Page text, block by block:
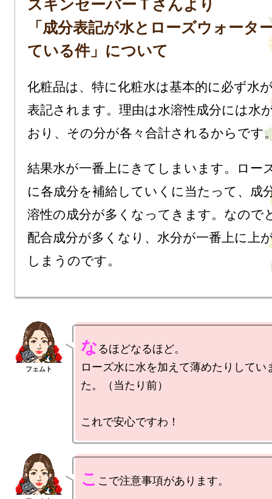
スキンセーバーＴさんより
「成分表記が水とローズウォータ
ている件」について
化粧品は、特に化粧水は基本的に必ず水
表記されます。理由は水溶性成分には水
おり、その分が各々合計されるからです
結果水が一番上にきてしまいます。ロー
に各成分を補給していくに当たって、成
溶性の成分が多くなってきます。なので
配合成分が多くなり、水分が一番上に上
しまうのです。
なるほどなるほど。
ローズ水に水を加えて薄めたりしてい
た。（当たり前）
こ こで注意事項があります。